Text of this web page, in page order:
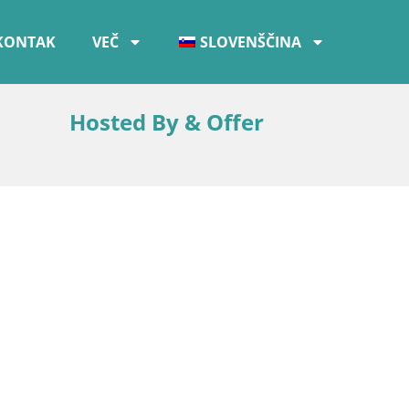
VEČ SLOVENŠČINA
Hosted By & Offer